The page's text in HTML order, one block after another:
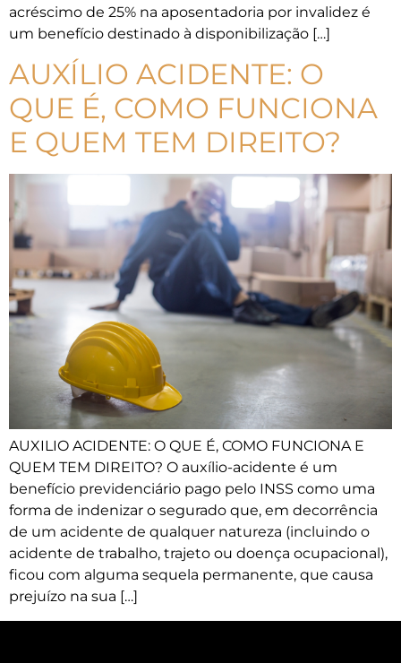
acréscimo de 25% na aposentadoria por invalidez é
um benefício destinado à disponibilização […]
AUXÍLIO ACIDENTE: O
QUE É, COMO FUNCIONA
E QUEM TEM DIREITO?
AUXILIO ACIDENTE: O QUE É, COMO FUNCIONA E
QUEM TEM DIREITO? O auxílio-acidente é um
benefício previdenciário pago pelo INSS como uma
forma de indenizar o segurado que, em decorrência
de um acidente de qualquer natureza (incluindo o
acidente de trabalho, trajeto ou doença ocupacional),
ficou com alguma sequela permanente, que causa
prejuízo na sua […]